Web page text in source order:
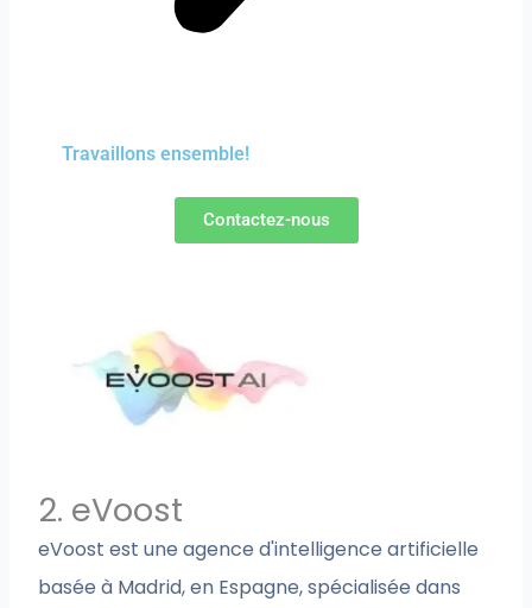
Travaillons ensemble!
Contactez-nous
2. eVoost
eVoost est une agence d'intelligence artificielle
basée à Madrid, en Espagne, spécialisée dans